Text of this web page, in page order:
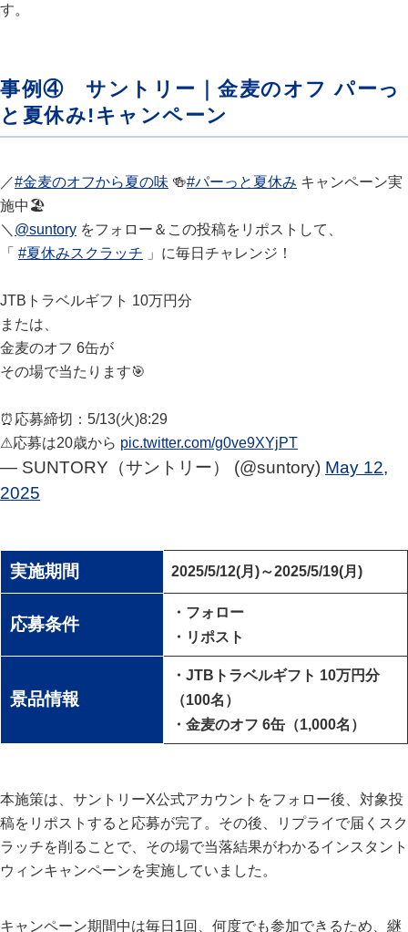
す。
事例④ サントリー｜金麦のオフ パーっ
と夏休み!キャンペーン
／#金麦のオフから夏の味 🍻#パーっと夏休み キャンペーン実
施中🏖
＼ @suntory をフォロー＆この投稿をリポストして、
「 #夏休みスクラッチ 」に毎日チャレンジ！
JTBトラベルギフト 10万円分
または、
金麦のオフ 6缶が
その場で当たります🎯
⏰応募締切：5/13(火)8:29
⚠応募は20歳から pic.twitter.com/g0ve9XYjPT
— SUNTORY（サントリー） (@suntory) May 12,
2025
実施期間 2025/5/12(月)～2025/5/19(月)
応募条件
・フォロー
・リポスト
景品情報
・JTBトラベルギフト 10万円分
（100名）
・金麦のオフ 6缶（1,000名）
本施策は、サントリーX公式アカウントをフォロー後、対象投
稿をリポストすると応募が完了。その後、リプライで届くスク
ラッチを削ることで、その場で当落結果がわかるインスタント
ウィンキャンペーンを実施していました。
キャンペーン期間中は毎日1回、何度でも参加できるため、継